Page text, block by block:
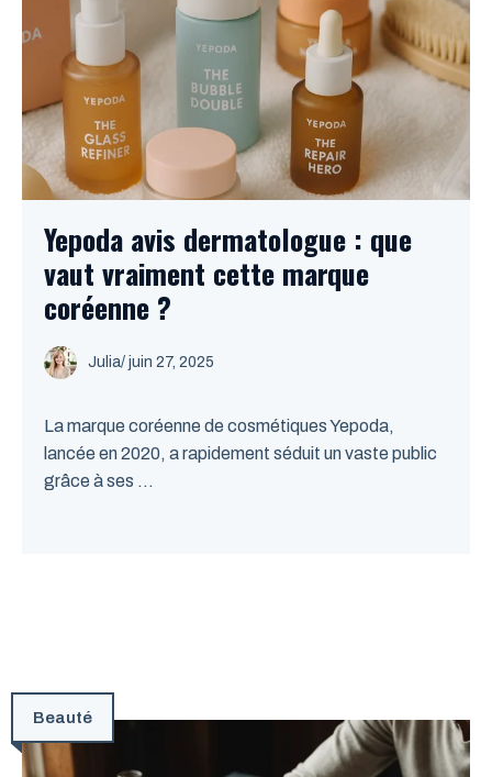
Yepoda avis dermatologue : que
vaut vraiment cette marque
coréenne ?
Julia/ juin 27, 2025
La marque coréenne de cosmétiques Yepoda,
lancée en 2020, a rapidement séduit un vaste public
grâce à ses ...
Beauté